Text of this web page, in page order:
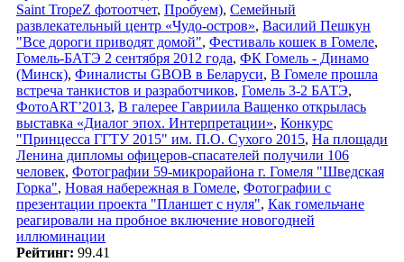
Saint TropeZ фотоотчет, Пробуем), Семейный
развлекательный центр «Чудо-остров», Василий Пешкун
"Все дороги приводят домой", Фестиваль кошек в Гомеле,
Гомель-БАТЭ 2 сентября 2012 года, ФК Гомель - Динамо
(Минск), Финалисты GBOB в Беларуси, В Гомеле прошла
встреча танкистов и разработчиков, Гомель 3-2 БАТЭ,
ФотоART’2013, В галерее Гавриила Ващенко открылась
выставка «Диалог эпох. Интерпретации», Конкурс
"Принцесса ГГТУ 2015" им. П.О. Сухого 2015, На площади
Ленина дипломы офицеров-спасателей получили 106
человек, Фотографии 59-микрорайона г. Гомеля "Шведская
Горка", Новая набережная в Гомеле, Фотографии с
презентации проекта "Планшет с нуля", Как гомельчане
реагировали на пробное включение новогодней
иллюминации
Рейтинг: 99.41